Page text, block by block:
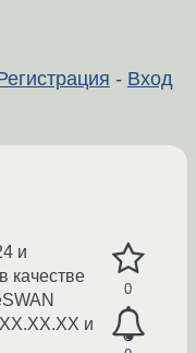
- Вход
0
и
качестве
и